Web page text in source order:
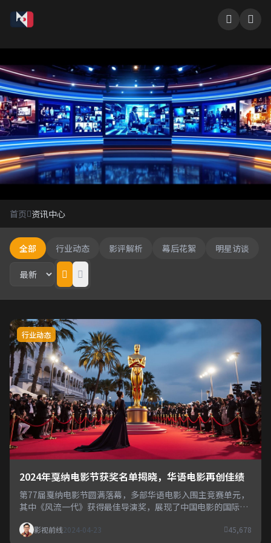
资讯中心
影视行业最新动态
首页 资讯中心
全部 行业动态 影评解析 幕后花絮 明星访谈
行业动态
2024年戛纳电影节获奖名单揭晓，华语电影再创佳绩
第77届戛纳电影节圆满落幕，多部华语电影入围主竞赛单元，
其中《风流一代》获得最佳导演奖，展现了中国电影的国际影
影视前线2024-04-23 45,678